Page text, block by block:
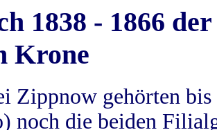
1838 - 1866
Krone
Zippnow gehörten
noch die beiden